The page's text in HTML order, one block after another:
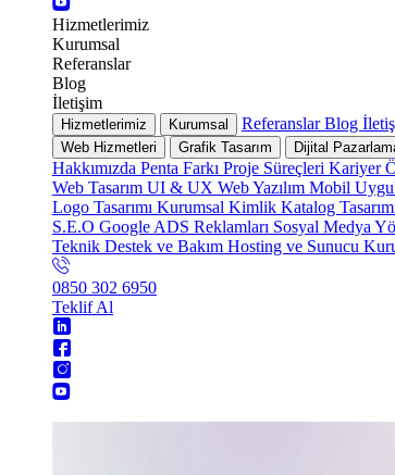
Hizmetlerimiz
Kurumsal
Referanslar
Blog
İletişim
Hizmetlerimiz Kurumsal ReferanslarBlog
Web Hizmetleri Grafik Tasarım Dijital
Hakkımızda Penta Farkı Proje Süreçleri Kariyer
Web Tasarım UI & UX Web Yazılım Mobil
Logo Tasarımı Kurumsal Kimlik Katalog
S.E.O Google ADS Reklamları Sosyal Medya
Teknik Destek ve Bakım Hosting ve Sunucu
0850 302 6950
Teklif Al